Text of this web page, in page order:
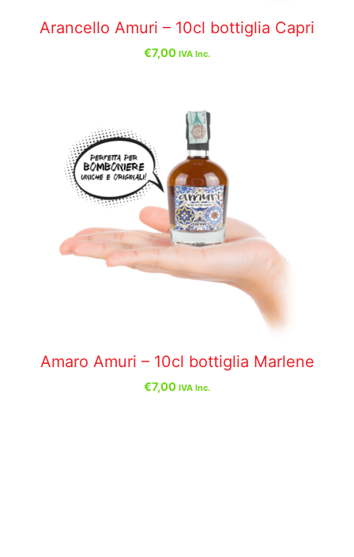
Arancello Amuri – 10cl bottiglia Capri
€7,00 IVA Inc.
Amaro Amuri – 10cl bottiglia Marlene
€7,00 IVA Inc.